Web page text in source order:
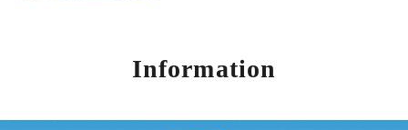
Information